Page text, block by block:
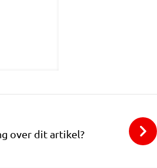
over dit artikel?